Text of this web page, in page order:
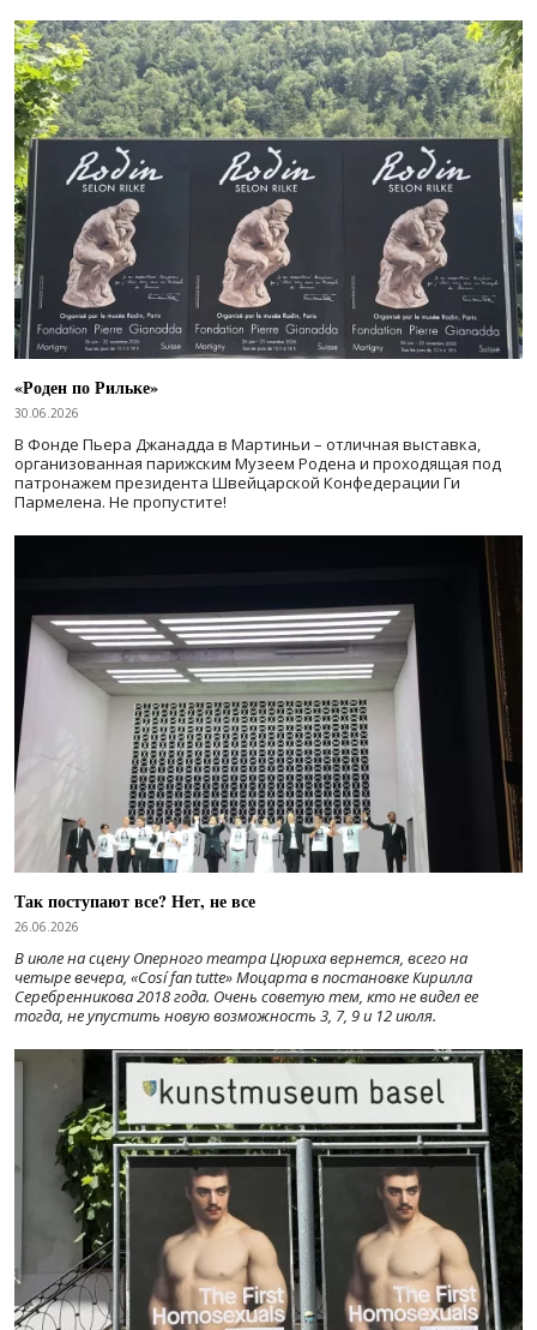
«Роден по Рильке»
30.06.2026
В Фонде Пьера Джанадда в Мартиньи – отличная выставка,
организованная парижским Музеем Родена и проходящая под
патронажем президента Швейцарской Конфедерации Ги
Пармелена. Не пропустите!
Так поступают все? Нет, не все
26.06.2026
В июле на сцену Оперного театра Цюриха вернется, всего на
четыре вечера, «Cosí fan tutte» Моцарта в постановке Кирилла
Серебренникова 2018 года. Очень советую тем, кто не видел ее
тогда, не упустить новую возможность 3, 7, 9 и 12 июля.